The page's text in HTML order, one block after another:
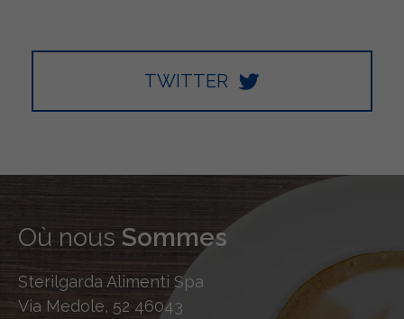
TWITTER
Où nous Sommes
Sterilgarda Alimenti Spa
Via Medole, 52 46043